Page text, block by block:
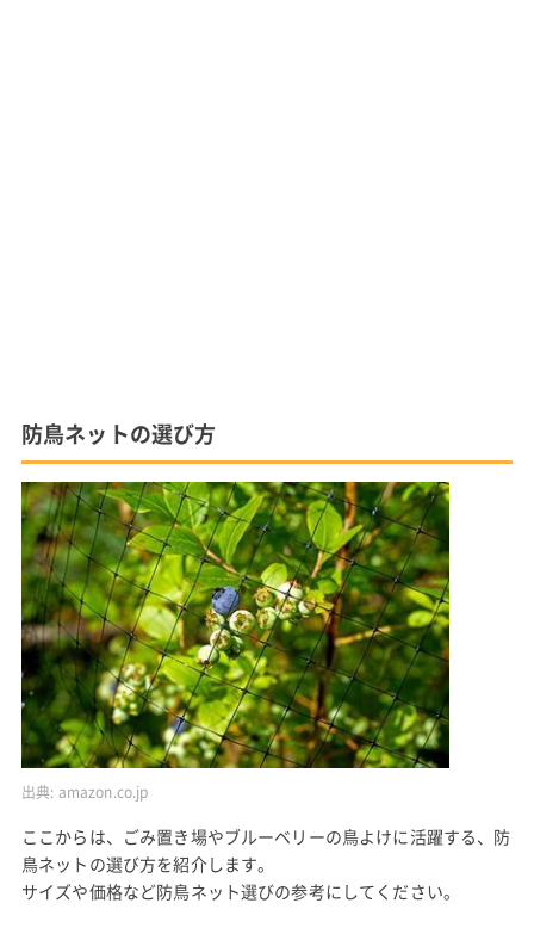
防鳥ネットの選び方
出典: amazon.co.jp
ここからは、ごみ置き場やブルーベリーの鳥よけに活躍する、防
鳥ネットの選び方を紹介します。
サイズや価格など防鳥ネット選びの参考にしてください。